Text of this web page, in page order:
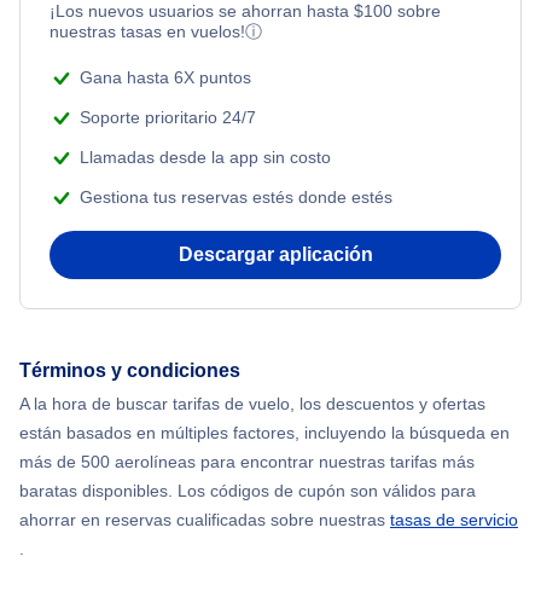
¡Los nuevos usuarios se ahorran hasta $100 sobre
nuestras tasas en vuelos!ⓘ
Gana hasta 6X puntos
Soporte prioritario 24/7
Llamadas desde la app sin costo
Gestiona tus reservas estés donde estés
Descargar aplicación
Términos y condiciones
A la hora de buscar tarifas de vuelo, los descuentos y ofertas
están basados en múltiples factores, incluyendo la búsqueda en
más de 500 aerolíneas para encontrar nuestras tarifas más
baratas disponibles. Los códigos de cupón son válidos para
ahorrar en reservas cualificadas sobre nuestras tasas de servicio
.